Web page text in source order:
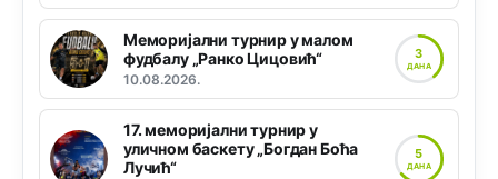
Меморијални турнир у малом
фудбалу „Ранко Цицовић“
10.08.2026.
3
ДАНА
17. меморијални турнир у
уличном баскету „Богдан Боћа
Лучић“
5
ДАНА